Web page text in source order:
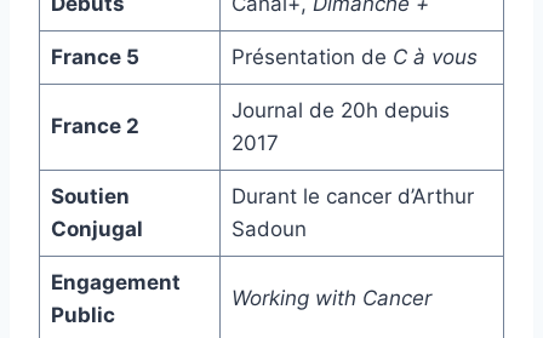
France 5 Présentation de C à vous
France 2
Journal de 20h depuis
2017
Soutien
Conjugal
Durant le cancer d’Arthur
Sadoun
Engagement
Public
Working with Cancer